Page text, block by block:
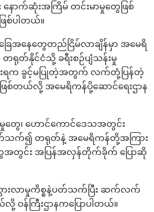
နောက်ဆုံးအကြိမ် တင်းမာမှုတွေဖြစ်
စ်ပါတယ်။
ခြေအနေတွေတည်ငြိမ်လာချိန်မှာ အမေရိ
ရုတ်နိုင်ငံသို့ ခရီးစဉ်ပျံသန်းမှု
ရက ခွင့်မပြုတဲ့အတွက် လက်တုံ့ပြန်တဲ့
ြစ်တယ်လို့ အမေရိကန်ပို့ဆောင်ရေးဌာန
တွေ၊ ဟောင်ကောင်ဒေသအတွင်း
တ်သက်၍ တရုတ်နဲ့ အမေရိကန်တို့အကြား
အတွင်း အပြန်အလှန်တိုက်ခိုက် ပြောဆို
သွားလာမှုကိစ္စနဲ့ပတ်သက်ပြီး ဆက်လက်
ဝန်ကြီးဌာနကပြောပါတယ်။